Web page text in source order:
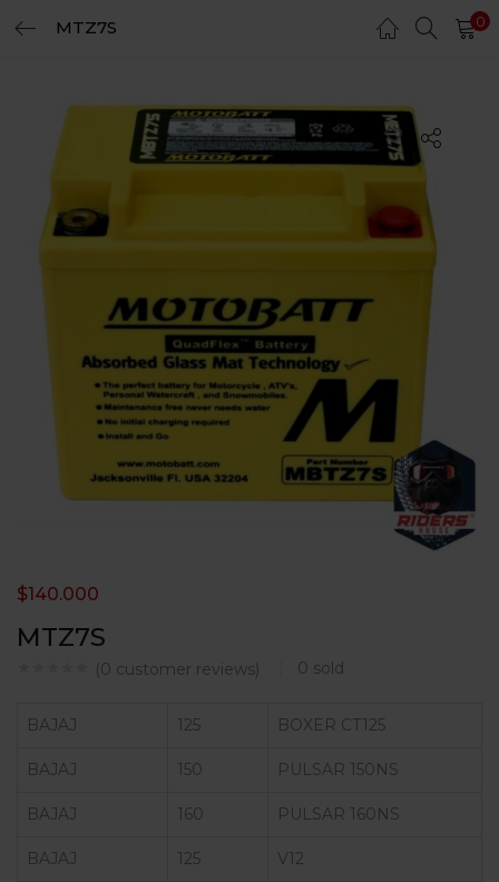
MTZ7S 0
MTZ7S
(0 customer reviews) 0 sold
$140.000
BAJAJ 125 BOXER CT125
BAJAJ 150 PULSAR 150NS
BAJAJ 160 PULSAR 160NS
BAJAJ 125 V12
LOGIN REGISTER
Enter your username and password to login.
Remember me
Lost password?